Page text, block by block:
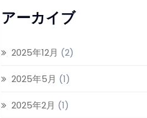
アーカイブ
2025年12月 (2)
2025年5月 (1)
2025年2月 (1)